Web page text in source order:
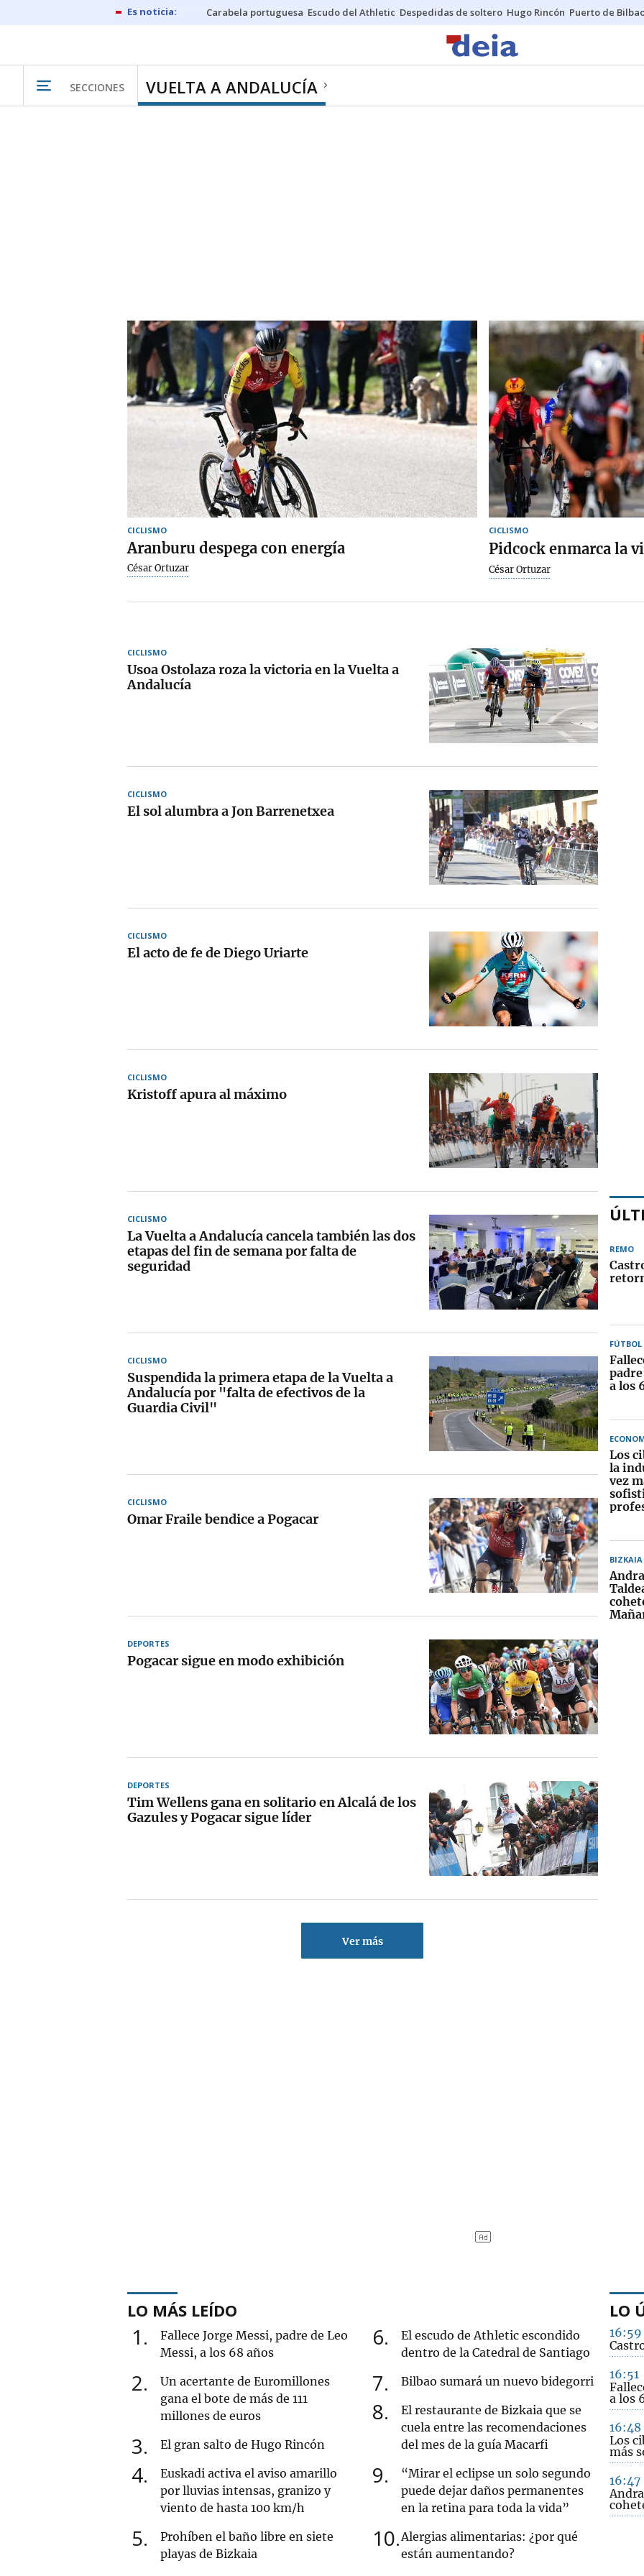
Carabela portuguesa Escudo del Athletic Despedidas de soltero Hugo Rincón Puerto de
SECCIONES VUELTA A ANDALUCÍA
CICLISMO
Aranburu despega con energía
César Ortuzar
CICLISMO
Pidcock enmarca la
César Ortuzar
CICLISMO
Usoa Ostolaza roza la victoria en la Vuelta a
Andalucía
CICLISMO
El sol alumbra a Jon Barrenetxea
CICLISMO
El acto de fe de Diego Uriarte
CICLISMO
Kristoff apura al máximo
CICLISMO
La Vuelta a Andalucía cancela también las dos
etapas del fin de semana por falta de
seguridad
CICLISMO
Suspendida la primera etapa de la Vuelta a
Andalucía por "falta de efectivos de la
Guardia Civil"
CICLISMO
Omar Fraile bendice a Pogacar
DEPORTES
Pogacar sigue en modo exhibición
DEPORTES
Tim Wellens gana en solitario en Alcalá de los
Gazules y Pogacar sigue líder
Ver más
REMO
FÚTBOL
a los
Los
la
vez
BIZKAIA
LO MÁS LEÍDO
1
Fallece Jorge Messi, padre de Leo
Messi, a los 68 años
2
Un acertante de Euromillones
gana el bote de más de 111
millones de euros
3 El gran salto de Hugo Rincón
4
Euskadi activa el aviso amarillo
por lluvias intensas, granizo y
viento de hasta 100 km/h
5
Prohíben el baño libre en siete
playas de Bizkaia
6
El escudo de Athletic escondido
dentro de la Catedral de Santiago
7 Bilbao sumará un nuevo bidegorri
8
El restaurante de Bizkaia que se
cuela entre las recomendaciones
del mes de la guía Macarfi
9
“Mirar el eclipse un solo segundo
puede dejar daños permanentes
en la retina para toda la vida”
10 Alergias alimentarias: ¿por qué
están aumentando?
LO
16:59
16:51
a los
16:48
Los
más
16:47